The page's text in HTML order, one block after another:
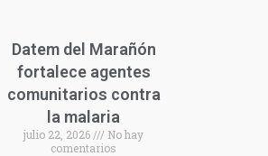
Datem del Marañón
fortalece agentes
comunitarios contra
la malaria
julio 22, 2026
No hay
comentarios